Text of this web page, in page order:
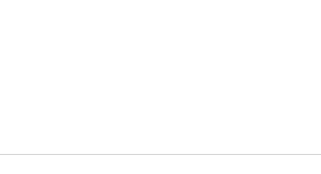
んどです。それらのリモート操作やデータ収集に関するニーズに合わ
わゆる”飛び込み営業”は一切行いません。
形態を取っているため、お客様の利用状況に応じて、契約継続に向け